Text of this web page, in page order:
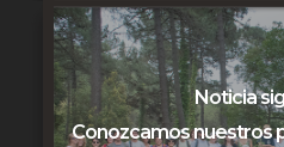
Noticia
Conozcamos nuestros